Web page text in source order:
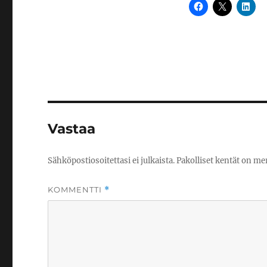
Vastaa
Sähköpostiosoitettasi ei julkaista.Pakolliset kentät on
KOMMENTTI *